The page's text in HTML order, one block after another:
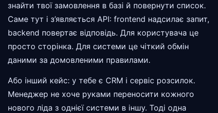
знайти твої замовлення в базі й повернути список.
Саме тут і з’являється API: frontend надсилає запит,
backend повертає відповідь. Для користувача це
просто сторінка. Для системи це чіткий обмін
даними за домовленими правилами.
Або інший кейс: у тебе є CRM і сервіс розсилок.
Менеджер не хоче руками переносити кожного
нового ліда з однієї системи в іншу. Тоді одна